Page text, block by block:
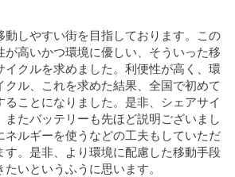
動しやすい街を目指しております。この
が高いかつ環境に優しい、そういった移
イクルを求めました。利便性が高く、環
ル、これを求めた結果、全国で初めて
ことになりました。是非、シェアサイ
またバッテリーも先ほど説明ございまし
ネルギーを使うなどの工夫もしていただ
す。是非、より環境に配慮した移動手段
いというふうに思います。